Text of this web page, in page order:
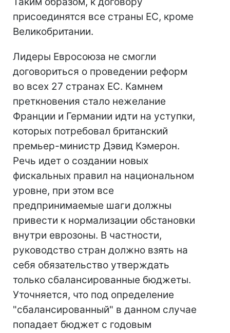
присоединятся все страны ЕС, кроме
Великобритании.
Лидеры Евросоюза не смогли
договориться о проведении реформ
во всех 27 странах ЕС. Камнем
преткновения стало нежелание
Франции и Германии идти на уступки,
которых потребовал британский
премьер-министр Дэвид Кэмерон.
Речь идет о создании новых
фискальных правил на национальном
уровне, при этом все
предпринимаемые шаги должны
привести к нормализации обстановки
внутри еврозоны. В частности,
руководство стран должно взять на
себя обязательство утверждать
только сбалансированные бюджеты.
Уточняется, что под определение
"сбалансированный" в данном случае
попадает бюджет с годовым